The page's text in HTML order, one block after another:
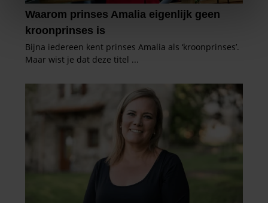
We gebruiken cookies om content en advertenties te
personaliseren, om functies voor social media te bieden
en om ons websiteverkeer te analyseren. Ook delen we
partners voor social media, adverteren en analyse. Deze
partners kunnen deze gegevens combineren met andere
informatie die u aan ze heeft verstrekt of die ze hebben
verzameld op basis van uw gebruik van hun services. U
gaat akkoord met onze cookies als u onze website blijft